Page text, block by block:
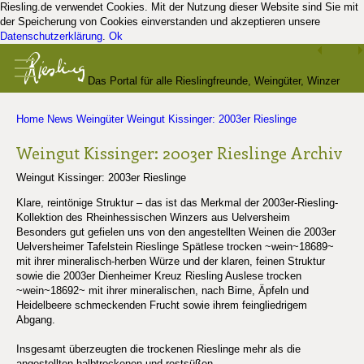
Riesling.de verwendet Cookies. Mit der Nutzung dieser Website sind Sie mit
der Speicherung von Cookies einverstanden und akzeptieren unsere
Datenschutzerklärung. Ok
Das Portal für alle Rieslingfreunde, Weingüter, Winzer
Home News Weingüter Weingut Kissinger: 2003er Rieslinge
Weingut Kissinger: 2003er Rieslinge Archiv
Weingut Kissinger: 2003er Rieslinge
Klare, reintönige Struktur – das ist das Merkmal der 2003er-Riesling-
Kollektion des Rheinhessischen Winzers aus Uelversheim
Besonders gut gefielen uns von den angestellten Weinen die 2003er
Uelversheimer Tafelstein Rieslinge Spätlese trocken ~wein~18689~
mit ihrer mineralisch-herben Würze und der klaren, feinen Struktur
sowie die 2003er Dienheimer Kreuz Riesling Auslese trocken
~wein~18692~ mit ihrer mineralischen, nach Birne, Äpfeln und
Heidelbeere schmeckenden Frucht sowie ihrem feingliedrigem
Abgang.
Insgesamt überzeugten die trockenen Rieslinge mehr als die